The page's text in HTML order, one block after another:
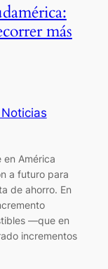
más
en América
a futuro para
de ahorro. En
—que en
incrementos